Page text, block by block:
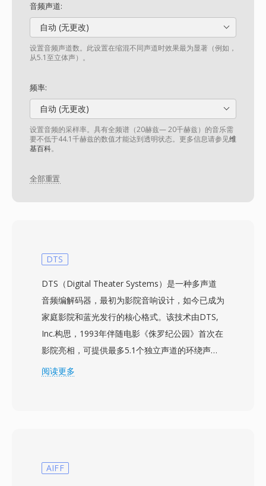
音频声道:
自动 (无更改)
设置音频声道数。此设置在缩混不同声道时效果最为显著（例如，
从5.1至立体声）。
频率:
自动 (无更改)
设置音频的采样率。具有全频谱（20赫兹— 20千赫兹）的音乐需
要不低于44.1千赫兹的数值才能达到透明状态。更多信息请参见维
基百科。
全部重置
DTS
DTS（Digital Theater Systems）是一种多声道
音频编解码器，最初为影院音响设计，如今已成为
家庭影院和蓝光发行的核心格式。该技术由DTS,
Inc.构思，1993年伴随电影《侏罗纪公园》首次在
影院亮相，可提供最多5.1个独立声道的环绕声，
比特率通常在768 kbps至1.5 Mbps之间。与依赖
支持高达24位/192 kHz的比特精确回放。主要优
阅读更多
AIFF